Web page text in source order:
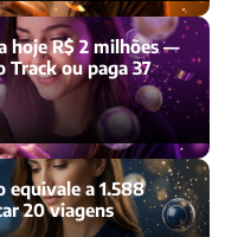
hoje R$ 2 milhões —
Track ou paga 37
equivale a 1.588
20 viagens